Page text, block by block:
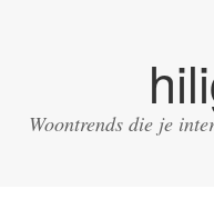
Woontrends die je